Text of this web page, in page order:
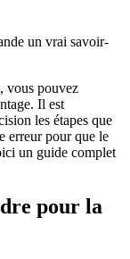
un vrai savoir-
vous pouvez
Il est
les étapes que
erreur pour que le
un guide complet
pour la